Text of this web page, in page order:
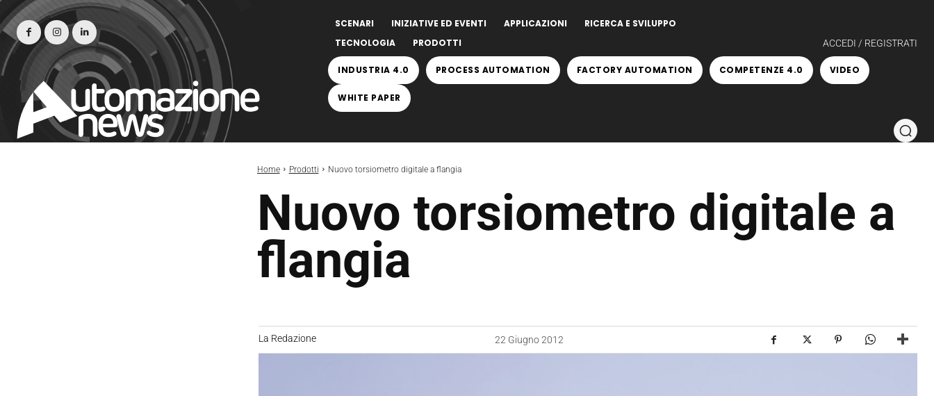
SCENARI INIZIATIVE ED EVENTI APPLICAZIONI
RICERCA E SVILUPPO
TECNOLOGIA
PRODOTTI ACCEDI / REGISTRATI
INDUSTRIA 4.0 PROCESS AUTOMATION FACTORY AUTOMATION COMPETENZE 4.0 VIDEO
WHITE PAPER
Home Prodotti Nuovo torsiometro digitale a flangia
Nuovo torsiometro digitale a
flangia
La Redazione 22 Giugno 2012